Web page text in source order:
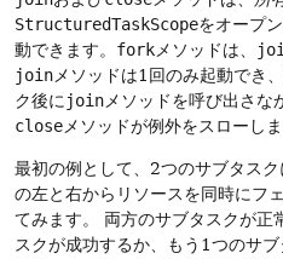
StructuredTaskScopeをオープ
動できます。 fork メソッドは、
join メソッドは1回のみ起動でき
ク後に join メソッドを呼び出さな
close メソッドが例外をスローしま
最初の例として、2つのサブタス
の左と右からリソースを同時にフ
てみます。
両方のサブタスクが正
スクが成功するか、もう1つのサ